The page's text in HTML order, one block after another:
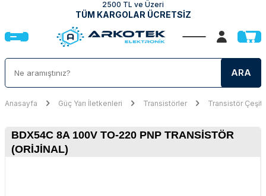
2500 TL ve Üzeri
TÜM KARGOLAR ÜCRETSİZ
ARA
Anasayfa Güç Yarı İletkenleri Transistörler Transistör
BDX54C 8A 100V TO-220 PNP TRANSISTÖR
(ORIJINAL)